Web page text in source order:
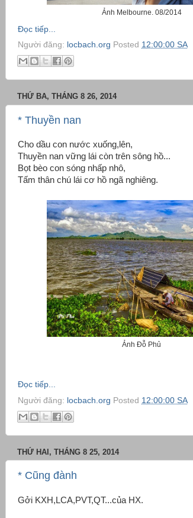
Ảnh Melbourne. 08/2014
Đọc tiếp...
Người đăng: locbach.org Posted 12:00:00 SA
THỨ BA, THÁNG 8 26, 2014
* Thuyền nan
Cho dầu con nước xuống,lên,
Thuyền nan vững lái còn trên sông hồ...
Bọt bèo con sóng nhấp nhô,
Tấm thân chú lái cơ hồ ngã nghiêng.
Ảnh Đỗ Phủ
Đọc tiếp...
Người đăng: locbach.org Posted 12:00:00 SA
THỨ HAI, THÁNG 8 25, 2014
* Cũng đành
Gởi KXH,LCA,PVT,QT...của HX.